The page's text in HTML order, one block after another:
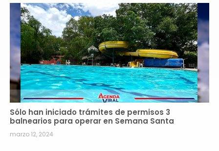
Sólo han iniciado trámites de permisos 3
balnearios para operar en Semana Santa
marzo 12, 2024